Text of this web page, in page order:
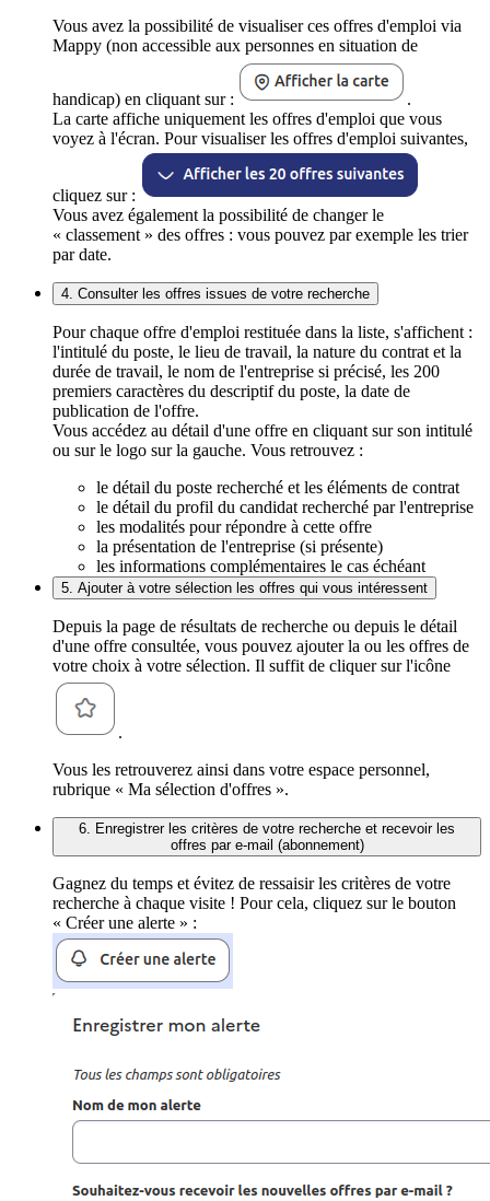
Vous avez la possibilité de visualiser ces offres d'emploi via
Mappy (non accessible aux personnes en situation de
handicap) en cliquant sur :
.
La carte affiche uniquement les offres d'emploi que vous
voyez à l'écran. Pour visualiser les offres d'emploi suivantes,
cliquez sur :
Vous avez également la possibilité de changer le
« classement » des offres : vous pouvez par exemple les trier
par date.
4. Consulter les offres issues de votre recherche
Pour chaque offre d'emploi restituée dans la liste, s'affichent :
l'intitulé du poste, le lieu de travail, la nature du contrat et la
durée de travail, le nom de l'entreprise si précisé, les 200
premiers caractères du descriptif du poste, la date de
publication de l'offre.
Vous accédez au détail d'une offre en cliquant sur son intitulé
ou sur le logo sur la gauche. Vous retrouvez :
le détail du poste recherché et les éléments de contrat
le détail du profil du candidat recherché par l'entreprise
les modalités pour répondre à cette offre
la présentation de l'entreprise (si présente)
les informations complémentaires le cas échéant
5. Ajouter à votre sélection les offres qui vous intéressent
Depuis la page de résultats de recherche ou depuis le détail
d'une offre consultée, vous pouvez ajouter la ou les offres de
votre choix à votre sélection. Il suffit de cliquer sur l'icône
.
Vous les retrouverez ainsi dans votre espace personnel,
rubrique « Ma sélection d'offres ».
6. Enregistrer les critères de votre recherche et recevoir les
offres par e-mail (abonnement)
Gagnez du temps et évitez de ressaisir les critères de votre
recherche à chaque visite ! Pour cela, cliquez sur le bouton
« Créer une alerte » :